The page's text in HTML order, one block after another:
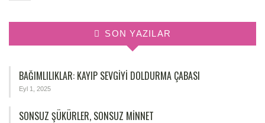
SON YAZILAR
BAĞIMLILIKLAR: KAYIP SEVGIYI DOLDURMA ÇABASI
Eyl 1, 2025
SONSUZ ŞÜKÜRLER, SONSUZ MINNET